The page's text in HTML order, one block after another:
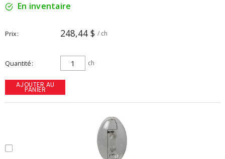
En inventaire
Prix 248,44 $ / ch
Quantité ch
AJOUTER AU
PANIER